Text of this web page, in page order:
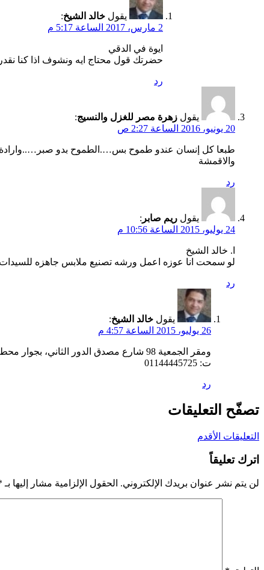
يقول خالد الشيخ:
2 مارس، 2017 الساعة 5:17 م
ايوة في الدقي
حضرتك قول محتاج ايه ونشوف اذا كنا
رد
يقول زهرة مصر للغزل والنسيج:
20 يونيو، 2016 الساعة 2:27 ص
طبعا كل إنسان عندو طموح بس….الطموح بدو صبر…..وارادة
والاقمشة
رد
يقول ريم صابر :
24 يوليو، 2015 الساعة 10:56 م
ا. خالد الشيخ
لو سمحت انا عوزه اعمل ورشه تصنيع ملابس جاهزه
رد
يقول خالد الشيخ:
26 يوليو، 2015 الساعة 4:57 م
ومقر الجمعية 98 شارع مصدق الدور الثاني، بجوار محطة مترو البحوث، مواعيد العمل بالجمعية من الساعة 11:00 صباحا وحتي 5:00 مساء.
ت: 01144445725
رد
تصفّح التعليقات
التعليقات الأقدم
اترك تعليقاً
لن يتم نشر عنوان بريدك الإلكتروني. الحقول الإلزامية مشار إليها بـ